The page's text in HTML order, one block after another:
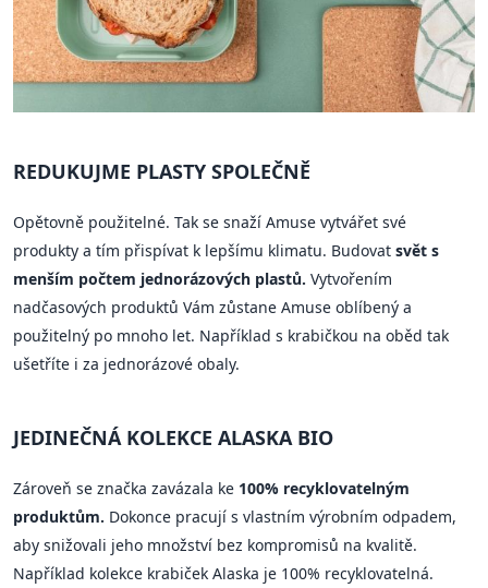
REDUKUJME PLASTY SPOLEČNĚ
Opětovně použitelné. Tak se snaží Amuse vytvářet své
produkty a tím přispívat k lepšímu klimatu. Budovat svět s
menším počtem jednorázových plastů. Vytvořením
nadčasových produktů Vám zůstane Amuse oblíbený a
použitelný po mnoho let. Například s krabičkou na oběd tak
ušetříte i za jednorázové obaly.
JEDINEČNÁ KOLEKCE ALASKA BIO
Zároveň se značka zavázala ke 100% recyklovatelným
produktům. Dokonce pracují s vlastním výrobním odpadem,
aby snižovali jeho množství bez kompromisů na kvalitě.
Například kolekce krabiček Alaska je 100% recyklovatelná.